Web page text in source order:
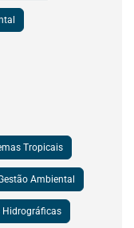
Tropicais
Ambiental
Hidrográficas